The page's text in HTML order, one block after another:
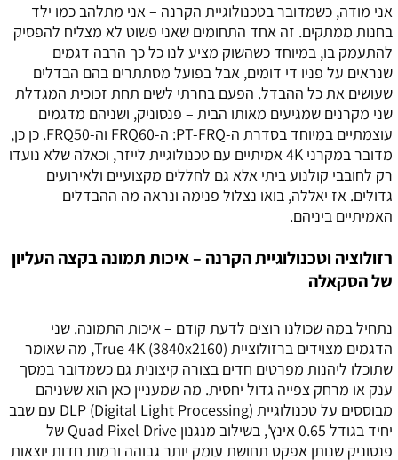
אני מודה, כשמדובר בטכנולוגיית הקרנה – אני מתלהב כמו ילד
בחנות ממתקים. זה אחד התחומים שאני פשוט לא מצליח להפסיק
להתעמק בו, במיוחד כשהשוק מציע לנו כל כך הרבה דגמים
שנראים על פניו די דומים, אבל בפועל מסתתרים בהם הבדלים
שעושים את כל ההבדל. הפעם בחרתי לשים תחת זכוכית המגדלת
שני מקרנים שמגיעים מאותו הבית – פנסוניק, ושניהם מדגמים
עוצמתיים במיוחד בסדרת ה-PT-FRQ: ה-FRQ60 וה-FRQ50. כן כן,
מדובר במקרני 4K אמיתיים עם טכנולוגיית לייזר, וכאלה שלא נועדו
רק לחובבי קולנוע ביתי אלא גם לחללים מקצועיים ולאירועים
גדולים. אז יאללה, בואו נצלול פנימה ונראה מה ההבדלים
האמיתיים ביניהם.
רזולוציה וטכנולוגיית הקרנה – איכות תמונה בקצה העליון
של הסקאלה
נתחיל במה שכולנו רוצים לדעת קודם – איכות התמונה. שני
הדגמים מצוידים ברזולוציית True 4K (3840x2160), מה שאומר
שתוכלו ליהנות מפרטים חדים בצורה קיצונית גם כשמדובר במסך
ענק או מרחק צפייה גדול יחסית. מה שמעניין כאן הוא ששניהם
מבוססים על טכנולוגיית DLP (Digital Light Processing) עם שבב
יחיד בגודל 0.65 אינץ', בשילוב מנגנון Quad Pixel Drive של
פנסוניק שנותן אפקט תחושת עומק יותר גבוהה ורמות חדות יוצאות